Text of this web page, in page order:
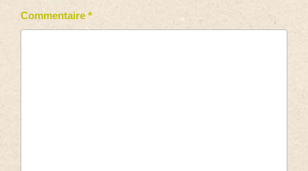
Commentaire *